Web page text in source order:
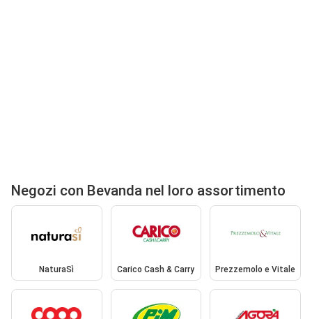
Negozi con Bevanda nel loro assortimento
NaturaSì Carico Cash & Carry Prezzemolo e Vitale